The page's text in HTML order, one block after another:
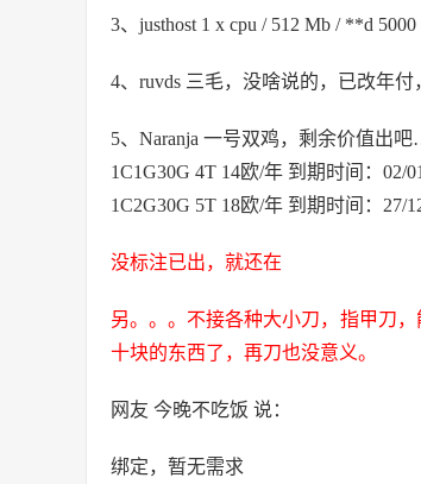
3、justhost 1 x cpu / 512 Mb / **d
4、ruvds 三毛，没啥说的，已改年
5、Naranja 一号双鸡，剩余价值出
1C1G30G 4T 14欧/年 到期时间：02/
1C2G30G 5T 18欧/年 到期时间：27/
没标注已出，就还在
另。。。不接各种大小刀，指甲刀
十块的东西了，再刀也没意义。
网友 今晚不吃饭 说：
绑定，暂无需求